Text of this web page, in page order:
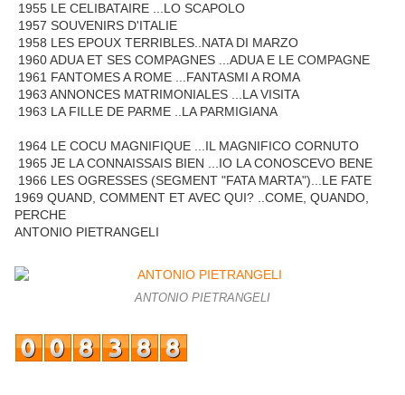
1955 LE CELIBATAIRE ...LO SCAPOLO
1957 SOUVENIRS D'ITALIE
1958 LES EPOUX TERRIBLES..NATA DI MARZO
1960 ADUA ET SES COMPAGNES ...ADUA E LE COMPAGNE
1961 FANTOMES A ROME ...FANTASMI A ROMA
1963 ANNONCES MATRIMONIALES ...LA VISITA
1963 LA FILLE DE PARME ..LA PARMIGIANA
1964 LE COCU MAGNIFIQUE ...IL MAGNIFICO CORNUTO
1965 JE LA CONNAISSAIS BIEN ...IO LA CONOSCEVO BENE
1966 LES OGRESSES (SEGMENT "FATA MARTA")...LE FATE
1969 QUAND, COMMENT ET AVEC QUI? ..COME, QUANDO,
PERCHE
ANTONIO PIETRANGELI
ANTONIO PIETRANGELI